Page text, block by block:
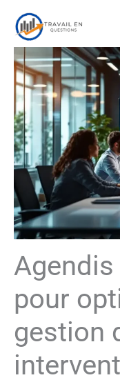
contenu
Agendis
pour
gestion